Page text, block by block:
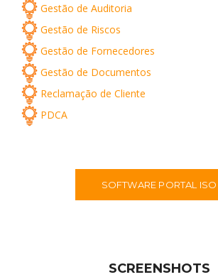
Gestão de Auditoria
Gestão de Riscos
Gestão de Fornecedores
Gestão de Documentos
Reclamação de Cliente
PDCA
SOFTWARE PORTAL ISO
SCREENSHOTS